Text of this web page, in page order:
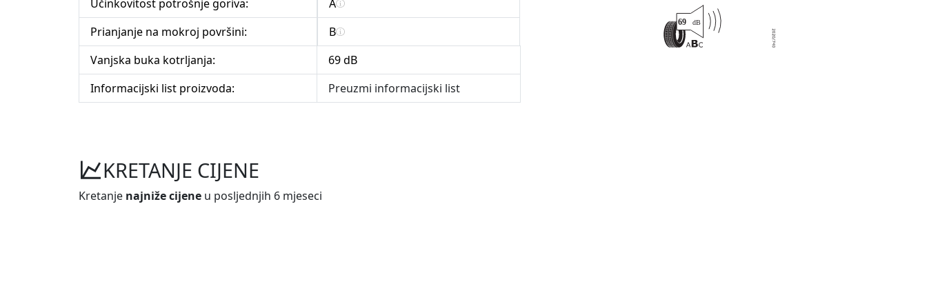
Učinkovitost potrošnje goriva:
A
Prianjanje na mokroj površini:
B
Vanjska buka kotrljanja:
69 dB
Informacijski list proizvoda:
Preuzmi informacijski list
KRETANJE CIJENE
Kretanje najniže cijene u posljednjih 6 mjeseci